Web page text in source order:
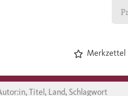
Merkzettel